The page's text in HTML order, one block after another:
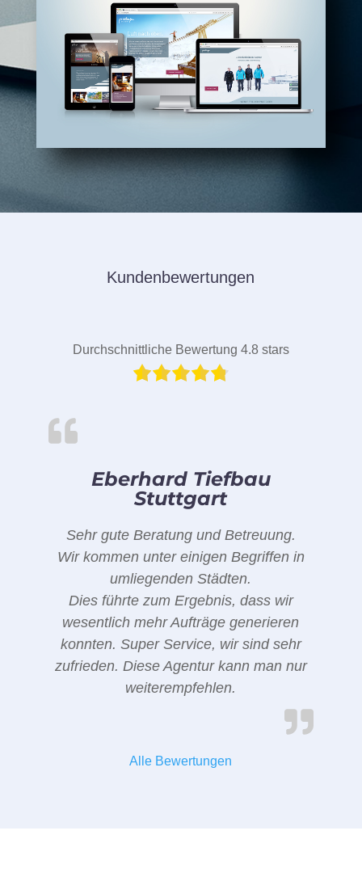
Kundenbewertungen
Durchschnittliche Bewertung 4.8 stars
Eberhard Tiefbau
Stuttgart
Sehr gute Beratung und Betreuung.
Wir kommen unter einigen Begriffen in
umliegenden Städten.
Dies führte zum Ergebnis, dass wir
wesentlich mehr Aufträge generieren
konnten. Super Service, wir sind sehr
zufrieden. Diese Agentur kann man nur
weiterempfehlen.
Alle Bewertungen